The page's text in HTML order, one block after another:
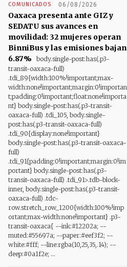
COMUNICADOS 06/08/2026
Oaxaca presenta ante GIZ y
SEDATU sus avances en
movilidad: 32 mujeres operan
BinniBus y las emisiones bajan
6.87%
body.single-post:has(.p3-
transit-oaxaca-full)
.tdi_89{width:100%!important;max-
width:none!important;margin:0!importan
t;padding:0!important;float:none!importa
nt} body.single-post:has(.p3-transit-
oaxaca-full) .tdi_105, body.single-
post:has(.p3-transit-oaxaca-full)
.tdi_90{display:none!important}
body.single-post:has(.p3-transit-oaxaca-
full)
.tdi_91{padding:0!important;margin:0!im
portant} body.single-post:has(.p3-
transit-oaxaca-full) .tdi_91>.tdb-block-
inner, body.single-post:has(.p3-transit-
oaxaca-full) .tdc-
row.stretch_row_1200{width:100%!imp
ortant;max-width:none!important} .p3-
transit-oaxaca{ --ink:#12202a; --
muted:#55697a; --paper:#eef3f2; --
white:#fff; --line:rgba(10,25,35,.14); --
deep:#0a1f2e; ...